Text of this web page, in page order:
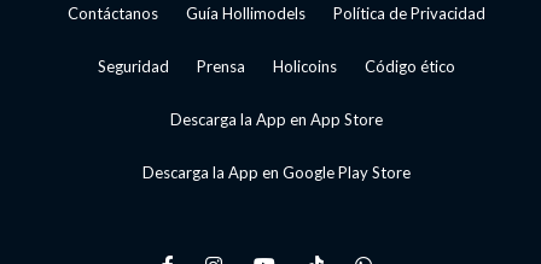
Contáctanos Guía Hollimodels Política de Privacidad
Seguridad Prensa Holicoins Código ético
Descarga la App en App Store
Descarga la App en Google Play Store